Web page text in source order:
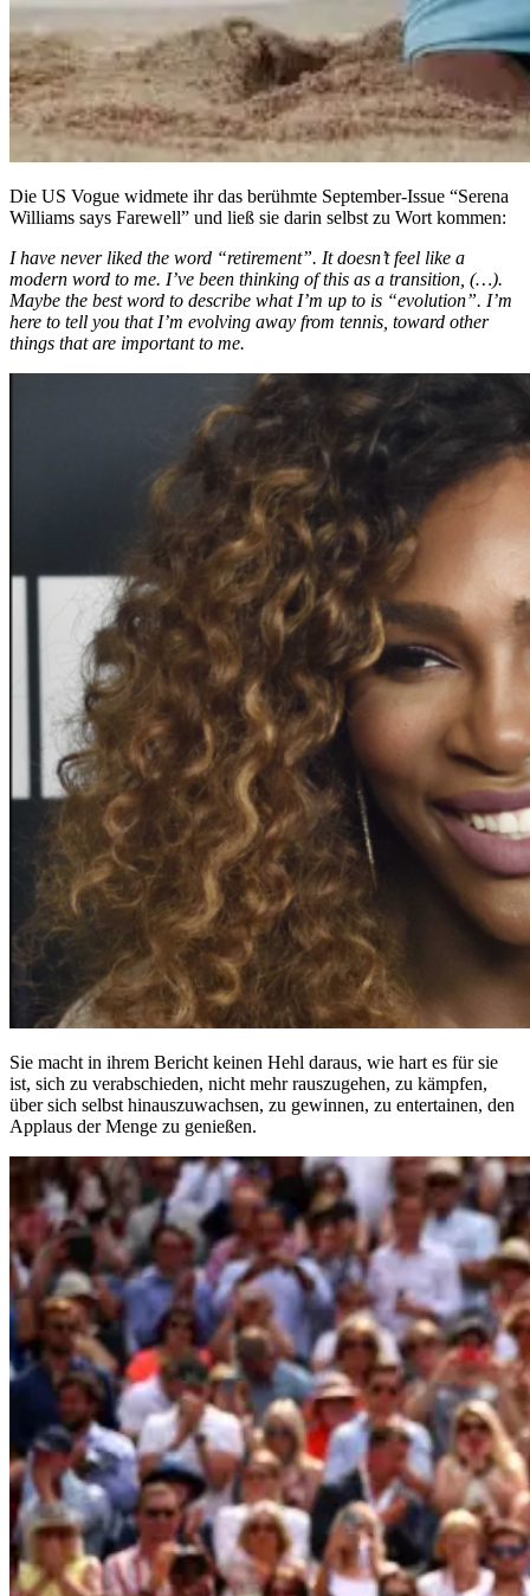
Die US Vogue widmete ihr das berühmte September-Issue “Serena
Williams says Farewell” und ließ sie darin selbst zu Wort kommen:
I have never liked the word “retirement”. It doesn’t feel like a
modern word to me. I’ve been thinking of this as a transition, (…).
Maybe the best word to describe what I’m up to is “evolution”. I’m
here to tell you that I’m evolving away from tennis, toward other
things that are important to me.
Sie macht in ihrem Bericht keinen Hehl daraus, wie hart es für sie
ist, sich zu verabschieden, nicht mehr rauszugehen, zu kämpfen,
über sich selbst hinauszuwachsen, zu gewinnen, zu entertainen, den
Applaus der Menge zu genießen.